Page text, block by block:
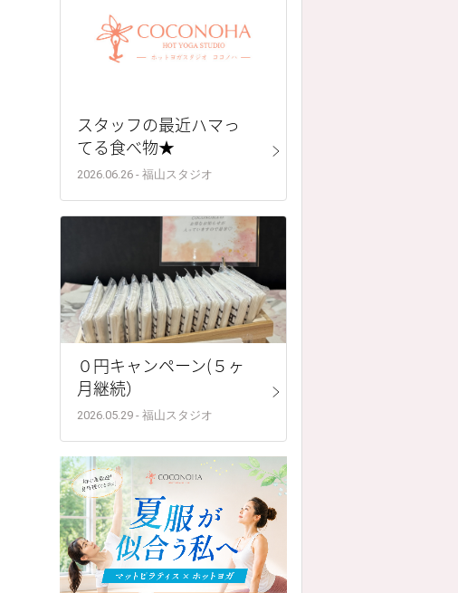
スタッフの最近ハマっ
てる食べ物★
2026.06.26 - 福山スタジオ
０円キャンペーン(５ヶ
月継続）
2026.05.29 - 福山スタジオ